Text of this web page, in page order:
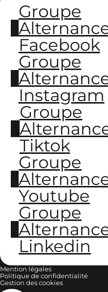
Groupe
Facebook
Groupe
Instagram
Groupe
Tiktok
Groupe
Youtube
Groupe
Linkedin
Mention légales
Politique de confidentialité
Gestion des cookies